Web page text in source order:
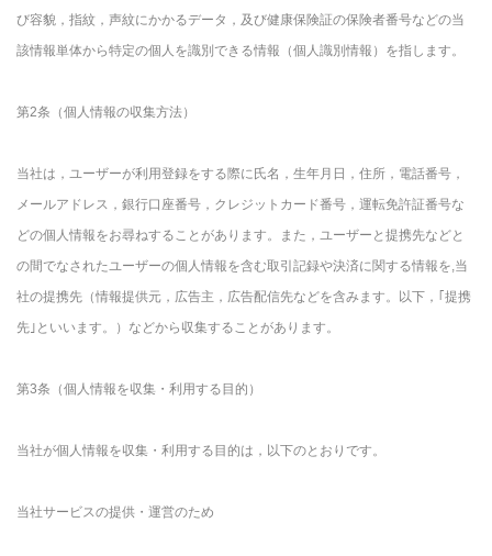
び容貌，指紋，声紋にかかるデータ，及び健康保険証の保険者番号などの当
該情報単体から特定の個人を識別できる情報（個人識別情報）を指します。
第2条（個人情報の収集方法）
当社は，ユーザーが利用登録をする際に氏名，生年月日，住所，電話番号，
メールアドレス，銀行口座番号，クレジットカード番号，運転免許証番号な
どの個人情報をお尋ねすることがあります。また，ユーザーと提携先などと
の間でなされたユーザーの個人情報を含む取引記録や決済に関する情報を,当
社の提携先（情報提供元，広告主，広告配信先などを含みます。以下，｢提携
先｣といいます。）などから収集することがあります。
第3条（個人情報を収集・利用する目的）
当社が個人情報を収集・利用する目的は，以下のとおりです。
当社サービスの提供・運営のため